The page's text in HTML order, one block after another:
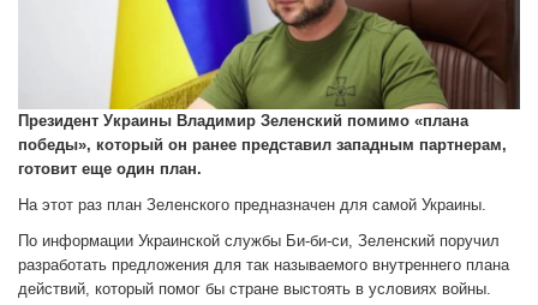
Президент Украины Владимир Зеленский помимо «плана
победы», который он ранее представил западным партнерам,
готовит еще один план.
На этот раз план Зеленского предназначен для самой Украины.
По информации Украинской службы Би-би-си, Зеленский поручил
разработать предложения для так называемого внутреннего плана
действий, который помог бы стране выстоять в условиях войны.